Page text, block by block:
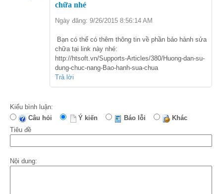
chữa nhé
Ngày đăng: 9/26/2015 8:56:14 AM
Bạn có thể có thêm thông tin về phần bảo hành sửa
chữa tại link này nhé:
http://htsoft.vn/Supports-Articles/380/Huong-dan-su-
dung-chuc-nang-Bao-hanh-sua-chua
Trả lời
Kiểu bình luận:
Câu hỏi
Ý kiến Báo lỗi
Khác
Tiêu đề
Nội dung: